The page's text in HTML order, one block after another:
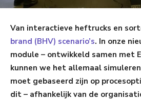
Van interactieve heftrucks en
brand (BHV) scenario’s. In onze
module – ontwikkeld samen met
kunnen we het allemaal
moet gebaseerd zijn op
dit – afhankelijk van de